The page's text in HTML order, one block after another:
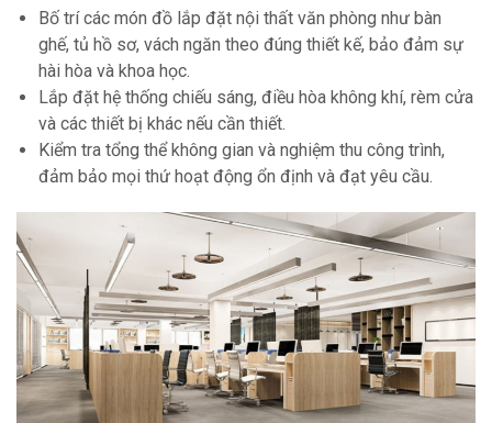
Bố trí các món đồ lắp đặt nội thất văn phòng như bàn
ghế, tủ hồ sơ, vách ngăn theo đúng thiết kế, bảo đảm sự
hài hòa và khoa học.
Lắp đặt hệ thống chiếu sáng, điều hòa không khí, rèm cửa
và các thiết bị khác nếu cần thiết.
Kiểm tra tổng thể không gian và nghiệm thu công trình,
đảm bảo mọi thứ hoạt động ổn định và đạt yêu cầu.